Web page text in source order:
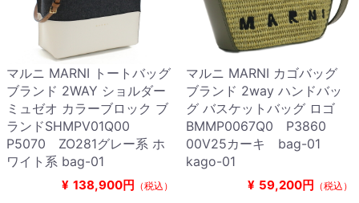
マルニ MARNI トートバッグ
ブランド 2WAY ショルダー
ミュゼオ カラーブロック ブ
ランドSHMPV01Q00
P5070 ZO281グレー系 ホ
ワイト系 bag-01
¥ 138,900円 （税込）
マルニ MARNI カゴバッグ
ブランド 2way ハンドバッ
グ バスケットバッグ ロゴ
BMMP0067Q0 P3860
00V25カーキ bag-01
kago-01
¥ 59,200円 （税込）